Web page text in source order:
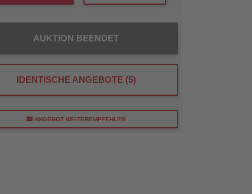
AUKTION BEENDET
IDENTISCHE ANGEBOTE (5)
ANGEBOT WEITEREMPFEHLEN